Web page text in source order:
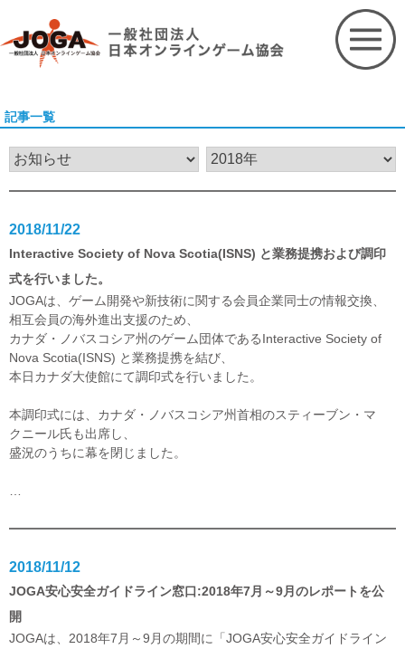
content
記事一覧
2018/11/22
Interactive Society of Nova Scotia(ISNS) と業務提携および調印
式を行いました。
JOGAは、ゲーム開発や新技術に関する会員企業同士の情報交換、
相互会員の海外進出支援のため、
カナダ・ノバスコシア州のゲーム団体であるInteractive Society of
Nova Scotia(ISNS) と業務提携を結び、
本日カナダ大使館にて調印式を行いました。
本調印式には、カナダ・ノバスコシア州首相のスティーブン・マ
クニール氏も出席し、
盛況のうちに幕を閉じました。
2018/11/12
JOGA安心安全ガイドライン窓口:2018年7月～9月のレポートを公
開
JOGAは、2018年7月～9月の期間に「JOGA安心安全ガイドライン